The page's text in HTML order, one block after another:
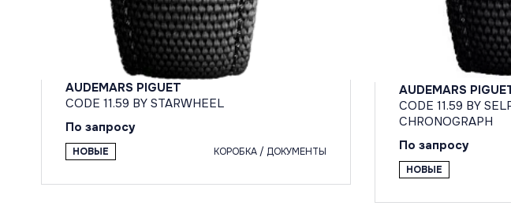
AUDEMARS PIGUET
CODE 11.59 BY STARWHEEL
По запросу
НОВЫЕ КОРОБКА / ДОКУМЕНТЫ
AUDEMARS
CODE 11.59 BY
CHRONOGRAPH
По запросу
НОВЫЕ